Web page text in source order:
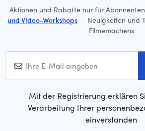
Aktionen und Rabatte nur für Abonnenten
und Video-Workshops · Neuigkeiten und
Filmemachens
Mit der Registrierung erklären
Verarbeitung Ihrer
einverstanden